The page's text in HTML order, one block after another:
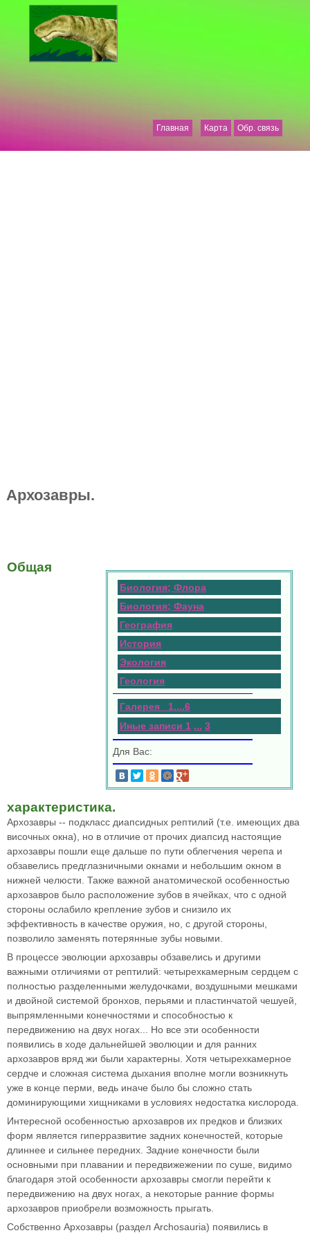
Главная Карта Обр. связь
Архозавры.
Биология; Флора
Биология; Фауна
География
История
Экология
Геология
Галерея 1....6
Иные записи 1 ... 3
Для Вас:
Общая
характеристика.
Архозавры -- подкласс диапсидных рептилий (т.е. имеющих два
височных окна), но в отличие от прочих диапсид настоящие
архозавры пошли еще дальше по пути облегчения черепа и
обзавелись предглазничными окнами и небольшим окном в
нижней челюсти. Также важной анатомической особенностью
архозавров было расположение зубов в ячейках, что с одной
стороны ослабило крепление зубов и снизило их
эффективность в качестве оружия, но, с другой стороны,
позволило заменять потерянные зубы новыми.
В процессе эволюции архозавры обзавелись и другими
важными отличиями от рептилий: четырехкамерным сердцем с
полностью разделенными желудочками, воздушными мешками
и двойной системой бронхов, перьями и пластинчатой чешуей,
выпрямленными конечностями и способностью к
передвижению на двух ногах... Но все эти особенности
появились в ходе дальнейшей эволюции и для ранних
архозавров вряд жи были характерны. Хотя четырехкамерное
сердче и сложная система дыхания вполне могли возникнуть
уже в конце перми, ведь иначе было бы сложно стать
доминирующими хищниками в условиях недостатка кислорода.
Интересной особенностью архозавров их предков и близких
форм является гиперразвитие задних конечностей, которые
длиннее и сильнее передних. Задние конечности были
основными при плавании и передвижежении по суше, видимо
благодаря этой особенности архозавры смогли перейти к
передвижению на двух ногах, а некоторые ранние формы
архозавров приобрели возможность прыгать.
Собственно Архозавры (раздел Archosauria) появились в